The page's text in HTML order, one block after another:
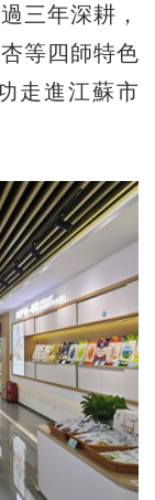
三年深耕，
等四師特色
走進江蘇市